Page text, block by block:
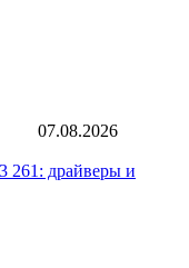
07.08.2026
261: драйверы и